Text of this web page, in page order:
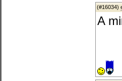
(#16034)
A